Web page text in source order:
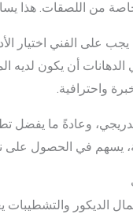
خاصة من اللصقات.
على الفني اختيار
الدهانات أن يكون لديه
واحترافية.
وعادةً ما يفضل
يسهم في الحصول على
الديكور